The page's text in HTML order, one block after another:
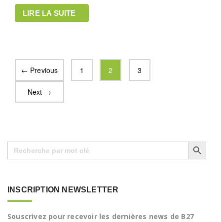
LIRE LA SUITE
← Previous 1 2 3
Next →
Search
for:
Search Button
INSCRIPTION NEWSLETTER
Souscrivez pour recevoir les dernières news de B27